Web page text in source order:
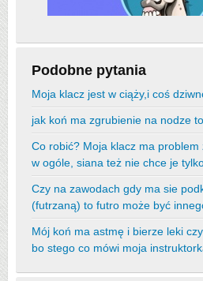
Podobne pytania
Moja klacz jest w ciąży,i coś
jak koń ma zgrubienie na nodze
Co robić? Moja klacz ma
w ogóle, siana też nie chce je
Czy na zawodach gdy ma sie
(futrzaną) to futro może być
Mój koń ma astmę i bierze leki
bo stego co mówi moja